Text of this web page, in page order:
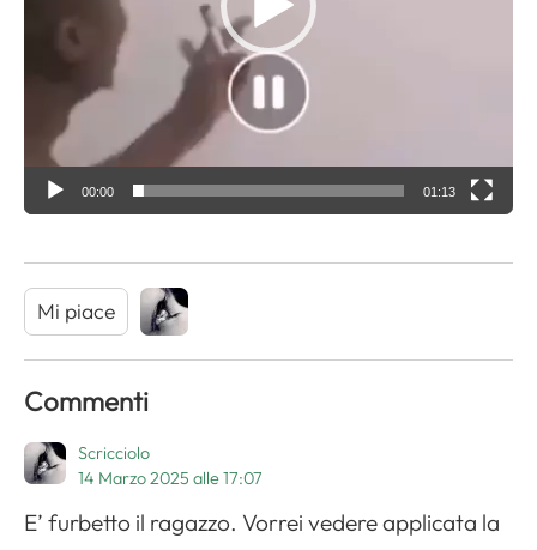
00:00 01:13
Mi piace
Commenti
Scricciolo
14 Marzo 2025 alle 17:07
E’ furbetto il ragazzo. Vorrei vedere applicata la